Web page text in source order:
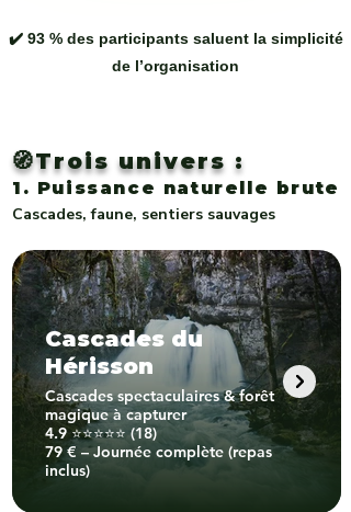
✔️ 93 % des participants saluent la simplicité
de l’organisation
🧭Trois univers :
1. Puissance naturelle brute
Cascades, faune, sentiers sauvages
Cascades du
Hérisson
Cascades spectaculaires & forêt
magique à capturer
4.9 ⭐⭐⭐⭐⭐ (18)
79 € – Journée complète (repas
inclus)